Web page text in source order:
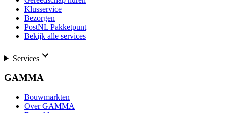
Klusservice
Bezorgen
PostNL Pakketpunt
Bekijk alle services
Services
GAMMA
Bouwmarkten
Over GAMMA